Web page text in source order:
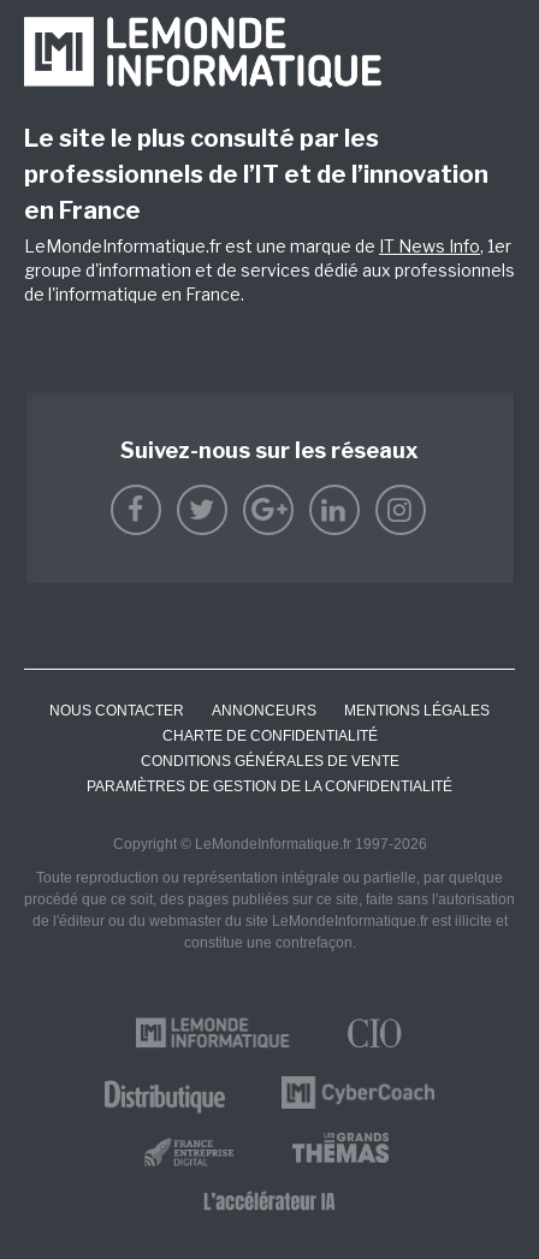
Le site le plus consulté par les
professionnels de l’IT et de l’innovation
en France
LeMondeInformatique.fr est une marque de IT News Info, 1er
groupe d'information et de services dédié aux professionnels
de l'informatique en France.
Suivez-nous sur les réseaux
NOUS CONTACTER ANNONCEURS
MENTIONS LÉGALES
CHARTE DE CONFIDENTIALITÉ
CONDITIONS GÉNÉRALES DE VENTE
PARAMÈTRES DE GESTION DE LA CONFIDENTIALITÉ
Copyright © LeMondeInformatique.fr 1997-2026
Toute reproduction ou représentation intégrale ou partielle, par quelque
procédé que ce soit, des pages publiées sur ce site, faite sans l'autorisation
de l'éditeur ou du webmaster du site LeMondeInformatique.fr est illicite et
constitue une contrefaçon.